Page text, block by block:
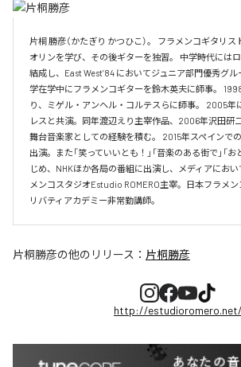
片桐 勝彦（かたぎり かつひこ）。 フラメンコギタリ
オリンを学び、その後ギターを独習。 中学時代には
結成し、East West’84 においてジュニア部門優秀グ
学在学中にフラメンコギターを鈴木英夫に師事。
り、ミゲル・アンヘル・コルテスらに師事。 2005年
レスと共演。同年渡辺えり主宰作品、2006年沢田研
舞台音楽家としての経験を積む。 2015年スペインで
出演。また「笑っていいとも！」「音楽のある街で」「
じめ、NHKほか各局の番組に出演し、メディアにお
メンコスタジオEstudio ROMERO主宰。日本フラメ
リバティアカデミー非常勤講師。
片桐勝彦の他のリリース： 片桐勝彦
http://estudioromero.net/